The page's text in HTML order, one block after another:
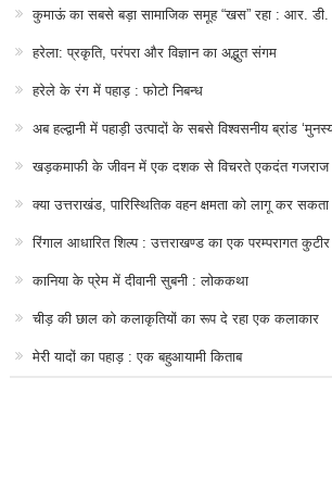
कुमाऊं का सबसे बड़ा सामाजिक समूह “खस” रहा : आर. डी.
हरेला: प्रकृति, परंपरा और विज्ञान का अद्भुत संगम
हरेले के रंग में पहाड़ : फोटो निबन्ध
अब हल्द्वानी में पहाड़ी उत्पादों के सबसे विश्वसनीय ब्रांड
खड़कमाफी के जीवन में एक दशक से विचरते एकदंत गजराज
क्या उत्तराखंड, पारिस्थितिक वहन क्षमता को लागू कर
रिंगाल आधारित शिल्प : उत्तराखण्ड का एक परम्परागत कुटीर
कानिया के प्रेम में दीवानी सुबनी : लोककथा
चीड़ की छाल को कलाकृतियों का रूप दे रहा एक कलाकार
मेरी यादों का पहाड़ : एक बहुआयामी किताब